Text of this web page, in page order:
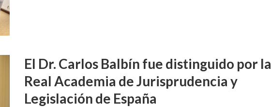
El Dr. Carlos Balbín fue distinguido por la
Real Academia de Jurisprudencia y
Legislación de España